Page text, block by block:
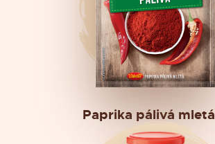
Paprika pálivá mletá